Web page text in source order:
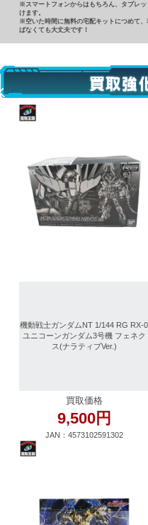
※スマートフォンからはもちろん、タブレ
けます。
※空いた時間に無料の宅配キットにつめて
ばなくても大丈夫です！
機動戦士ガンダムNT 1/144 RG RX-0
ユニコーンガンダム3号機 フェネク
ス(ナラティブVer.)
買取価格
9,500円
JAN：4573102591302